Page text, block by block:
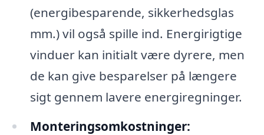
(energibesparende, sikkerhedsglas
mm.) vil også spille ind. Energirigtige
vinduer kan initialt være dyrere, men
de kan give besparelser på længere
sigt gennem lavere energiregninger.
Monteringsomkostninger: